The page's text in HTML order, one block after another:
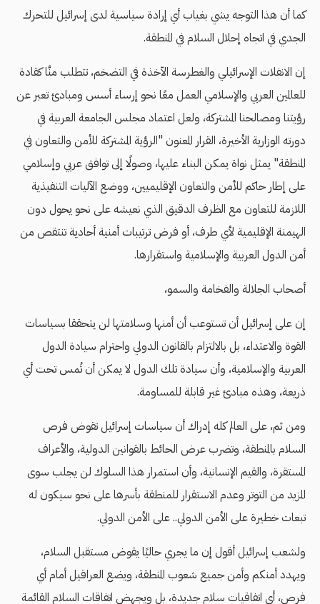
كما أن هذا التوجه يشي بغياب أي إرادة سياسية لدى إسرائيل للتحرك
الجدي في اتجاه إحلال السلام في المنطقة.
إن الانفلات الإسرائيلي والغطرسة الآخذة في التضخم، تتطلب منَّا كقادة
للعالمين العربي والإسلامي العمل معًا نحو إرساء أسس ومبادئ تعبر عن
رؤيتنا ومصالحنا المشتركة، ولعل اعتماد مجلس الجامعة العربية في
دورته الوزارية الأخيرة، القرار المعنون "الرؤية المشتركة للأمن والتعاون في
المنطقة" يمثل نواة يمكن البناء عليها، وصولًا إلى توافق عربي وإسلامي
على إطار حاكم للأمن والتعاون الإقليميين، ووضع الآليات التنفيذية
اللازمة للتعاون مع الظرف الدقيق الذي نعيشه على نحو يحول دون
الهيمنة الإقليمية لأي طرف، أو فرض ترتيبات أمنية أحادية تنتقص من
أمن الدول العربية والإسلامية واستقرارها.
أصحاب الجلالة والفخامة والسمو،
إن على إسرائيل أن تستوعب أن أمنها وسلامتها لن يتحققا بسياسات
القوة والاعتداء، بل بالالتزام بالقانون الدولي واحترام سيادة الدول
العربية والإسلامية، وأن سيادة تلك الدول لا يمكن أن تُمس تحت أي
ذريعة، وهذه مبادئ غير قابلة للمساومة.
ومن ثم، على العالم كله إدراك أن سياسات إسرائيل تقوض فرص
السلام بالمنطقة، وتضرب عرض الحائط بالقوانين الدولية، والأعراف
المستقرة، والقيم الإنسانية، وأن استمرار هذا السلوك لن يجلب سوى
المزيد من التوتر وعدم الاستقرار للمنطقة بأسرها على نحو سيكون له
تبعات خطيرة على الأمن الدولي.. على الأمن الدولي.
ولشعب إسرائيل أقول إن ما يجري حاليًا يقوض مستقبل السلام،
ويهدد أمنكم وأمن جميع شعوب المنطقة، ويضع العراقيل أمام أي
فرص، أي اتفاقيات سلام جديدة، بل ويجهض اتفاقات السلام القائمة